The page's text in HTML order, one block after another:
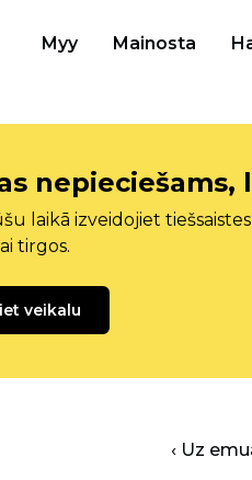
Myy Mainosta
laikā izveidojiet
tirgos.
veikalu
‹ Uz